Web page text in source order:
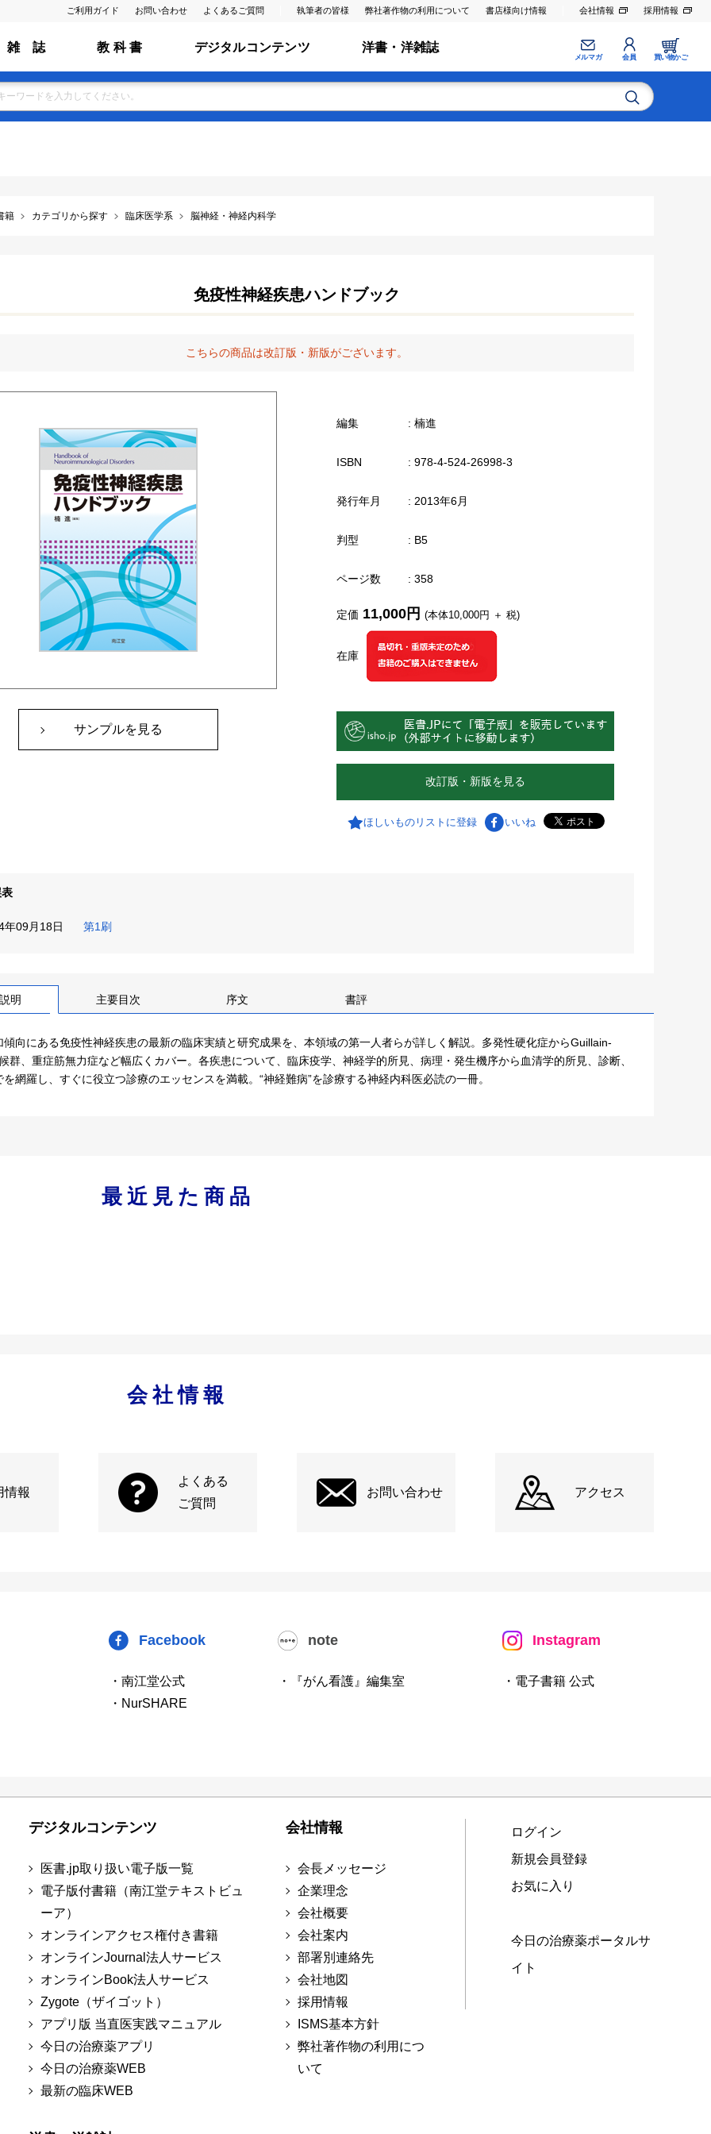
ご利用ガイド お問い合わせ よくあるご質問 執筆者の皆様 弊社著作物の利用について 書店様向け情報 会社情報 採用情報
雑 誌 教 科 書 デジタルコンテンツ 洋書・洋雑誌
メルマガ 会員 買い物かご
籍 カテゴリから探す 臨床医学系 脳神経・神経内科学
免疫性神経疾患ハンドブック
こちらの商品は改訂版・新版がございます。
サンプルを見る
編集 : 楠進
ISBN : 978-4-524-26998-3
発行年月 : 2013年6月
判型 : B5
ページ数 : 358
在庫
定価 11,000円 (本体10,000円 ＋ 税)
改訂版・新版を見る
ほしいものリストに登録 いいね
年09月18日 第1刷
明 主要目次 序文 書評
傾向にある免疫性神経疾患の最新の臨床実績と研究成果を、本領域の第一人者らが詳しく解説。多発性硬化症からGuillain-
群、重症筋無力症など幅広くカバー。各疾患について、臨床疫学、神経学的所見、病理・発生機序から血清学的所見、診断、
を網羅し、すぐに役立つ診療のエッセンスを満載。“神経難病”を診療する神経内科医必読の一冊。
最近見た商品
会社情報
情報
よくある
ご質問
お問い合わせ アクセス
Facebook
・南江堂公式
・NurSHARE
note
・『がん看護』編集室
Instagram
・電子書籍 公式
デジタルコンテンツ
医書.jp取り扱い電子版一覧
電子版付書籍（南江堂テキストビュ
ーア）
オンラインアクセス権付き書籍
オンラインJournal法人サービス
オンラインBook法人サービス
Zygote（ザイゴット）
アプリ版 当直医実践マニュアル
今日の治療薬アプリ
今日の治療薬WEB
最新の臨床WEB
会社情報
会長メッセージ
企業理念
会社概要
会社案内
部署別連絡先
会社地図
採用情報
ISMS基本方針
弊社著作物の利用につ
いて
ログイン
新規会員登録
お気に入り
今日の治療薬ポータルサ
イト